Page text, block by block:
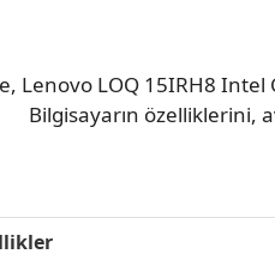
Lenovo LOQ 15IRH8 Intel
Bilgisayarın özelliklerini,